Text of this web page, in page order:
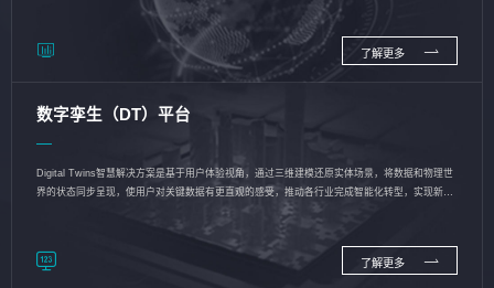
了解更多
数字孪生（DT）平台
Digital Twins智慧解决方案是基于用户体验视角，通过三维建模还原实体场景，将数据和物理世
界的状态同步呈现，使用户对关键数据有更直观的感受，推动各行业完成智能化转型，实现新旧
了解更多